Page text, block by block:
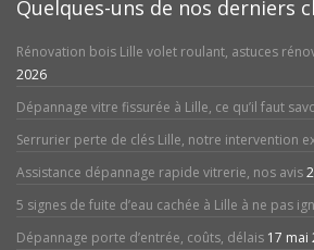
Quelques-uns de nos derniers
Rénovation bois Lille volet roulant, astuces
2026
Dépannage vitre fissurée à Lille, ce qu’il faut
Serrurier perte de clés Lille, notre intervention
Assistance dépannage rapide vitrerie, nos avis
5 signes de fuite d’eau cachée à Lille à ne pas
Dépannage porte d’entrée, coûts, délais 17 mai